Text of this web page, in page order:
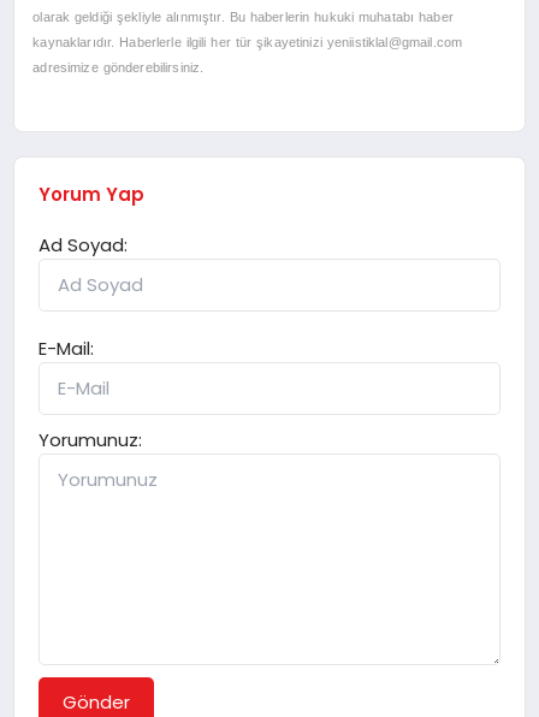
olarak geldiği şekliyle alınmıştır. Bu haberlerin hukuki muhatabı haber
kaynaklarıdır. Haberlerle ilgili her tür şikayetinizi yeniistiklal@gmail.com
adresimize gönderebilirsiniz.
Yorum Yap
Ad Soyad:
E-Mail:
Yorumunuz:
Gönder